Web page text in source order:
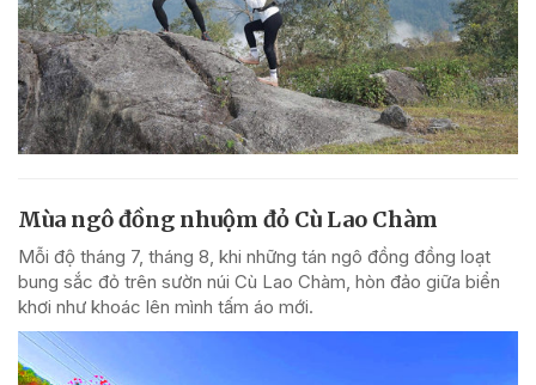
Mùa ngô đồng nhuộm đỏ Cù Lao Chàm
Mỗi độ tháng 7, tháng 8, khi những tán ngô đồng đồng loạt
bung sắc đỏ trên sườn núi Cù Lao Chàm, hòn đảo giữa biển
khơi như khoác lên mình tấm áo mới.